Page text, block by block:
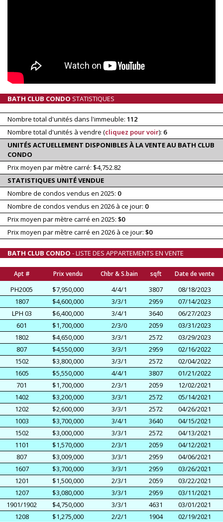
BATH CLUB CONDO STATISTIQUES
Nombre total d'unités dans l'immeuble: 112
Nombre total d'unités à vendre (cliquez pour voir): 6
UNITÉS ACTUELLEMENT DISPONIBLES À LA VENTE AU BATH CLUB
CONDO
Prix moyen par mètre carré: $4,752.82
STATISTIQUES UNITÉ VENDUE
Nombre de condos vendus en 2025: 0
Nombre de condos vendus en 2026 à ce jour: 0
Prix moyen par mètre carré en 2025: $0
Prix moyen par mètre carré en 2026 à ce jour: $0
BATH CLUB CONDO - LISTE DES APPARTEMENTS EN VENTE
Apt # Prix vendu Chbr & S.bain sqft Date de vente
PH2005 $7,950,000 4/4/1 3807
08/18/2023
1807
$4,600,000 3/3/1 2959
07/14/2023
LPH 03
$6,400,000 3/4/1 3640
06/27/2023
601
$1,700,000 2/3/0 2059
03/31/2023
1802
$4,650,000 3/3/1 2572
03/29/2023
807
$4,550,000 3/3/1 2959
02/16/2022
1502
$3,800,000 3/3/1 2572
02/04/2022
1605
$5,550,000 4/4/1 3807
01/21/2022
701
$1,700,000 2/3/1 2059
12/02/2021
1402
$3,200,000 3/3/1 2572
05/14/2021
1202
$2,600,000 3/3/1 2572
04/26/2021
1003
$3,700,000 3/4/1 3640
04/15/2021
1502
$3,000,000 3/3/1 2572
04/13/2021
1101
$1,570,000 2/3/1 2059
04/12/2021
807
$3,009,000 3/3/1 2959
04/06/2021
1607
$3,700,000 3/3/1 2959
03/26/2021
1201
$1,500,000 2/3/1 2059
03/22/2021
1207
$3,080,000 3/3/1 2959
03/11/2021
1901/1902
$4,750,000 3/3/1 4631
03/01/2021
1208
$1,275,000 2/2/1 1904
02/19/2021